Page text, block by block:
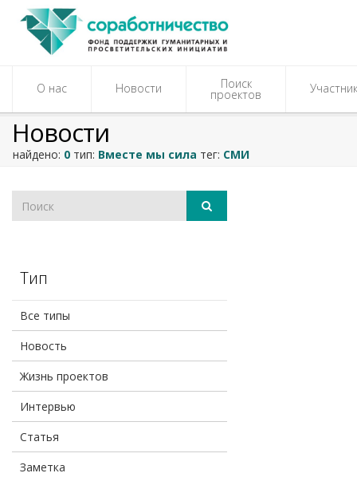
О нас Новости Поиск
проектов
Новости
найдено: 0 тип: Вместе мы сила тег: СМИ
Тип
Все типы
Новость
Жизнь проектов
Интервью
Статья
Заметка